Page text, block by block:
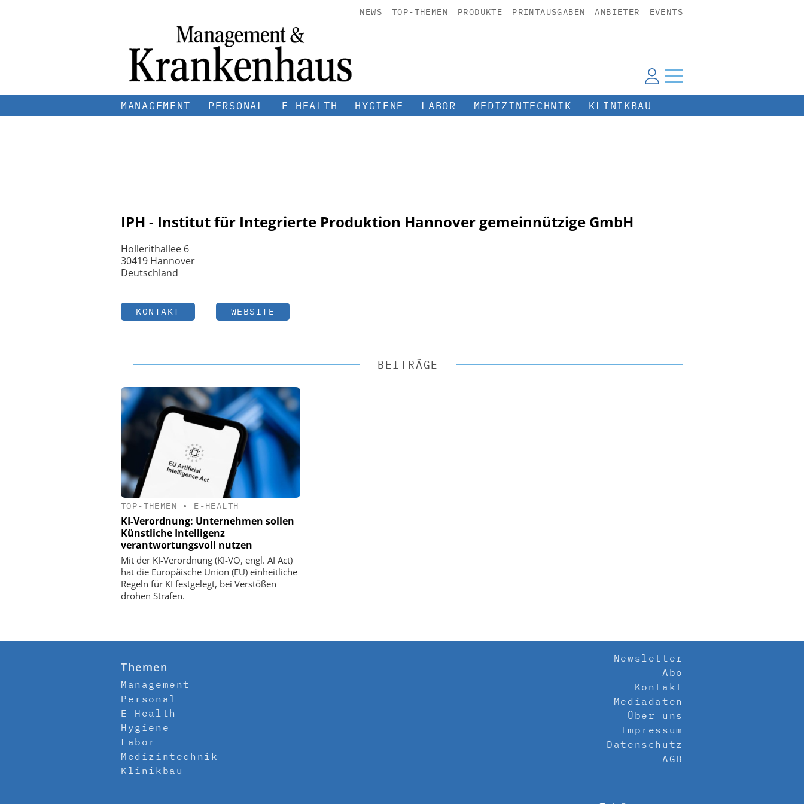
NEWS TOP-THEMEN PRODUKTE PRINTAUSGABEN ANBIETER EVENTS
MANAGEMENT PERSONAL E-HEALTH HYGIENE LABOR MEDIZINTECHNIK KLINIKBAU
IPH - Institut für Integrierte Produktion Hannover gemeinnützige GmbH
Hollerithallee 6
30419 Hannover
Deutschland
KONTAKT WEBSITE
BEITRÄGE
TOP-THEMEN • E-HEALTH
KI-Verordnung: Unternehmen sollen
Künstliche Intelligenz
verantwortungsvoll nutzen
Mit der KI-Verordnung (KI-VO, engl. AI Act)
hat die Europäische Union (EU) einheitliche
Regeln für KI festgelegt, bei Verstößen
drohen Strafen.
Themen
Management
Personal
E-Health
Hygiene
Labor
Medizintechnik
Klinikbau
Newsletter
Abo
Kontakt
Mediadaten
Über uns
Impressum
Datenschutz
AGB